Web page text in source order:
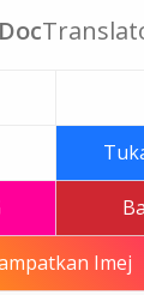
Doc
Imej